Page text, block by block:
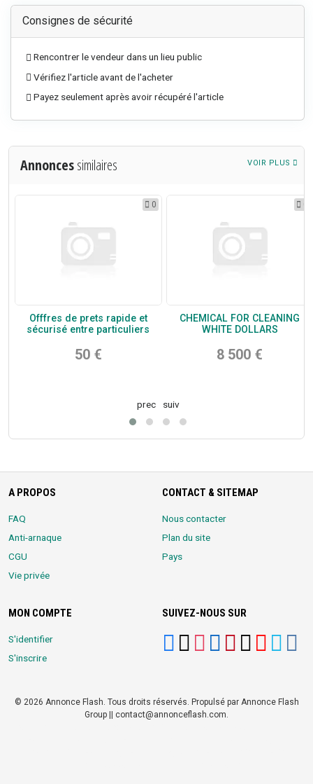
Consignes de sécurité
Rencontrer le vendeur dans un lieu public
Vérifiez l'article avant de l'acheter
Payez seulement après avoir récupéré l'article
Annoncessimilaires VOIR PLUS
0
Offfres de prets rapide et
sécurisé entre particuliers
50 €
CHEMICAL FOR CLEANING
WHITE DOLLARS
8 500 €
prec suiv
A PROPOS
FAQ
Anti-arnaque
CGU
Vie privée
CONTACT & SITEMAP
Nous contacter
Plan du site
Pays
MON COMPTE
S'identifier
S'inscrire
SUIVEZ-NOUS SUR
© 2026 Annonce Flash. Tous droits réservés. Propulsé par Annonce Flash
Group || contact@annonceflash.com.